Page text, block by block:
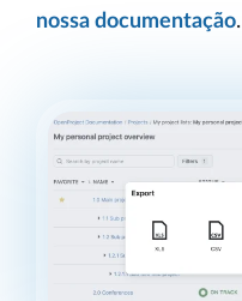
nossa documentação.